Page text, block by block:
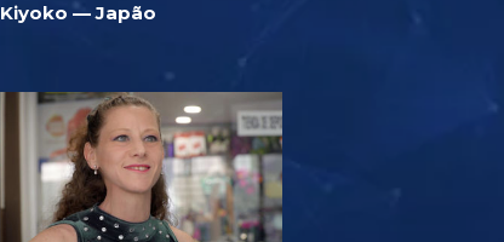
Kiyoko — Japão